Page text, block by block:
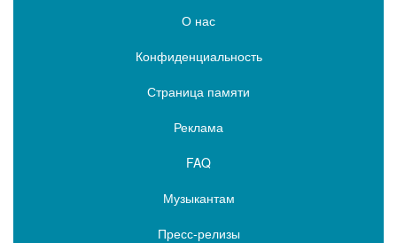
О нас
Конфиденциальность
Страница памяти
Реклама
FAQ
Музыкантам
Пресс-релизы